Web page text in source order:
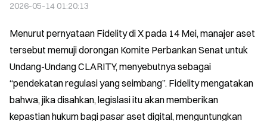
2026-05-14 01:20:13
Menurut pernyataan Fidelity di X pada 14 Mei, manajer aset
tersebut memuji dorongan Komite Perbankan Senat untuk
Undang-Undang CLARITY, menyebutnya sebagai
“pendekatan regulasi yang seimbang”. Fidelity mengatakan
bahwa, jika disahkan, legislasi itu akan memberikan
kepastian hukum bagi pasar aset digital, menguntungkan